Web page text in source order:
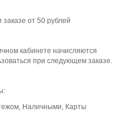
от 50 рублей
кабинете начисляются
при следующем заказе.
Наличными, Карты